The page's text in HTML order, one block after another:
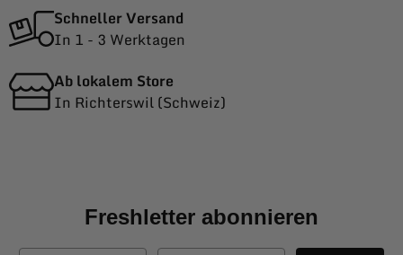
Schneller Versand
In 1 - 3 Werktagen
Ab lokalem Store
In Richterswil (Schweiz)
Freshletter abonnieren